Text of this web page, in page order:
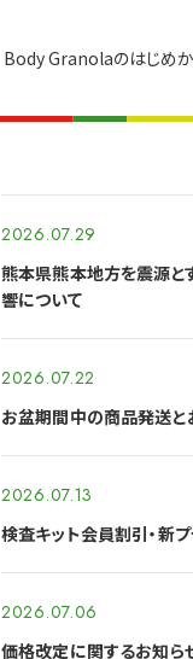
Body Granolaのはじめ
2026.07.29
熊本県熊本地方を震源と
響について
2026.07.22
お盆期間中の商品発送と
2026.07.13
検査キット会員割引・新
2026.07.06
価格改定に関するお知ら